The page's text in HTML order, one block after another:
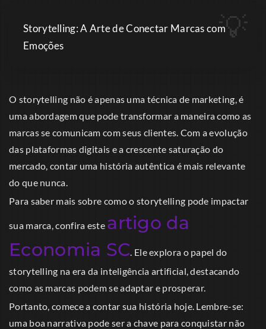
Storytelling: A Arte de Conectar Marcas com
Emoções
O storytelling não é apenas uma técnica de marketing, é
uma abordagem que pode transformar a maneira como as
marcas se comunicam com seus clientes. Com a evolução
das plataformas digitais e a crescente saturação do
mercado, contar uma história autêntica é mais relevante
do que nunca.
Para saber mais sobre como o storytelling pode impactar
sua marca, confira este artigo da
Economia SC . Ele explora o papel do
storytelling na era da inteligência artificial, destacando
como as marcas podem se adaptar e prosperar.
Portanto, comece a contar sua história hoje. Lembre-se:
uma boa narrativa pode ser a chave para conquistar não